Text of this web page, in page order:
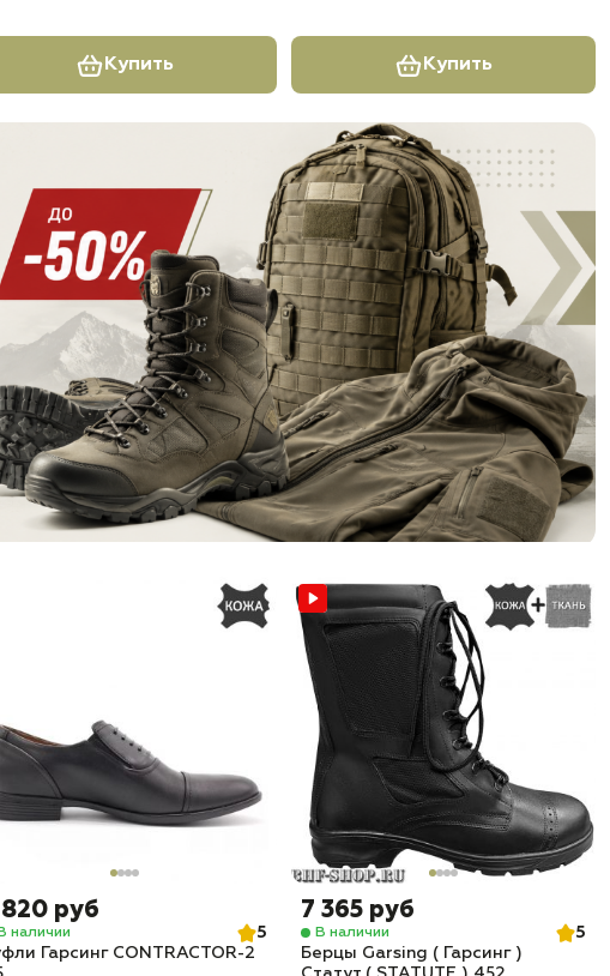
Купить Купить
руб
В наличии
5
Гарсинг CONTRACTOR-2
7 365 руб
В наличии
5
Берцы Garsing ( Гарсинг )